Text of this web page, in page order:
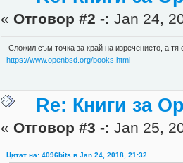
« Отговор #2 -: Jan 24,
Сложил съм точка за край на изречението, а
https://www.openbsd.org/books.html
Re: Книги за
« Отговор #3 -: Jan 25,
Цитат на: 4096bits в Jan 24, 2018, 21:32